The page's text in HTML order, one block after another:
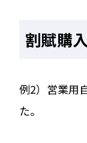
割賦購
例2）営業用
た。